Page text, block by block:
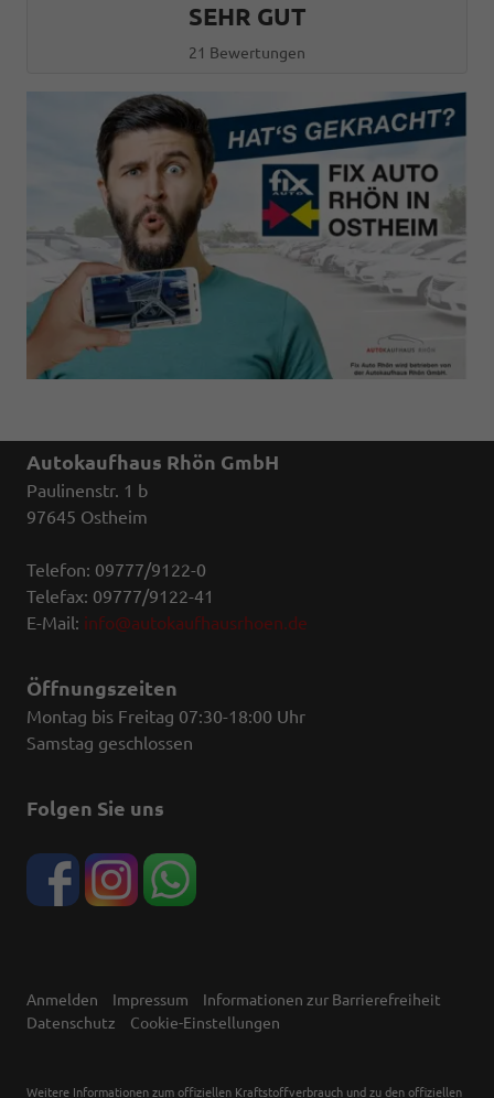
SEHR GUT
21 Bewertungen
Autokaufhaus Rhön GmbH
Paulinenstr. 1 b
97645 Ostheim
Telefon: 09777/9122-0
Telefax: 09777/9122-41
E-Mail: info@autokaufhausrhoen.de
Öffnungszeiten
Montag bis Freitag 07:30-18:00 Uhr
Samstag geschlossen
Folgen Sie uns
Anmelden Impressum
Informationen zur Barrierefreiheit
Datenschutz
Cookie-Einstellungen
Weitere Informationen zum offiziellen Kraftstoffverbrauch und zu den offiziellen